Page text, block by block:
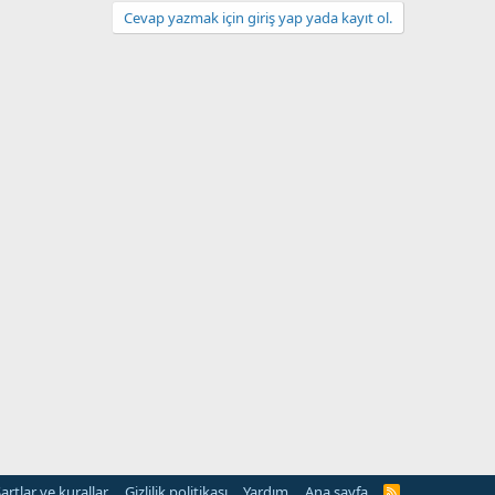
Cevap yazmak için giriş yap yada kayıt ol.
R